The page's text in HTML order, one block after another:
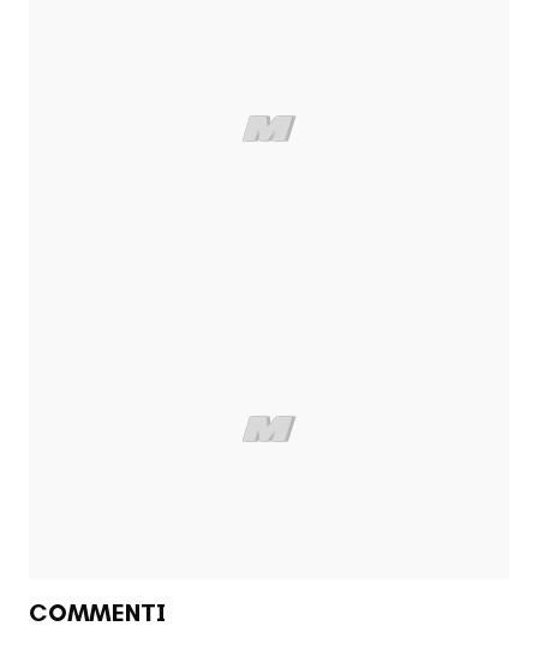
COMMENTI